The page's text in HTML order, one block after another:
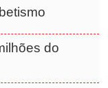
do